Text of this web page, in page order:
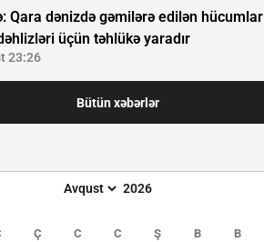
Qara dənizdə gəmilərə edilən hücumlar
üçün təhlükə yaradır
23:26
Bütün xəbərlər
Ç C C Ş B B